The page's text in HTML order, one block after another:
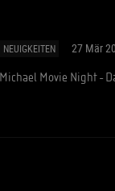
NEUIGKEITEN 27 Mär
Michael Movie Night -